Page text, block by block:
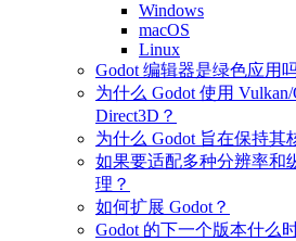
Windows
macOS
Linux
Godot 编辑器是绿色应用
为什么 Godot 使用
Direct3D？
为什么 Godot 旨在保持其
如果要适配多种分辨率和
理？
如何扩展 Godot？
Godot 的下一个版本什么